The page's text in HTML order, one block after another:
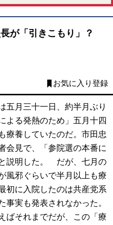
が「引きこもり」？
お気に入り登録
月三十一日、約半月ぶり
よる発熱のため」五月十四
療養していたのだ。市田忠
会見で、「参院選の本番に
説明した。 だが、七月の
風邪ぐらいで半月以上も療
初に入院したのは共産党系
事実も発表されなかった。
ばそれまでだが、この「療